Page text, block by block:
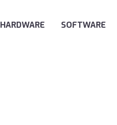
HARDWARE
SOFTWARE